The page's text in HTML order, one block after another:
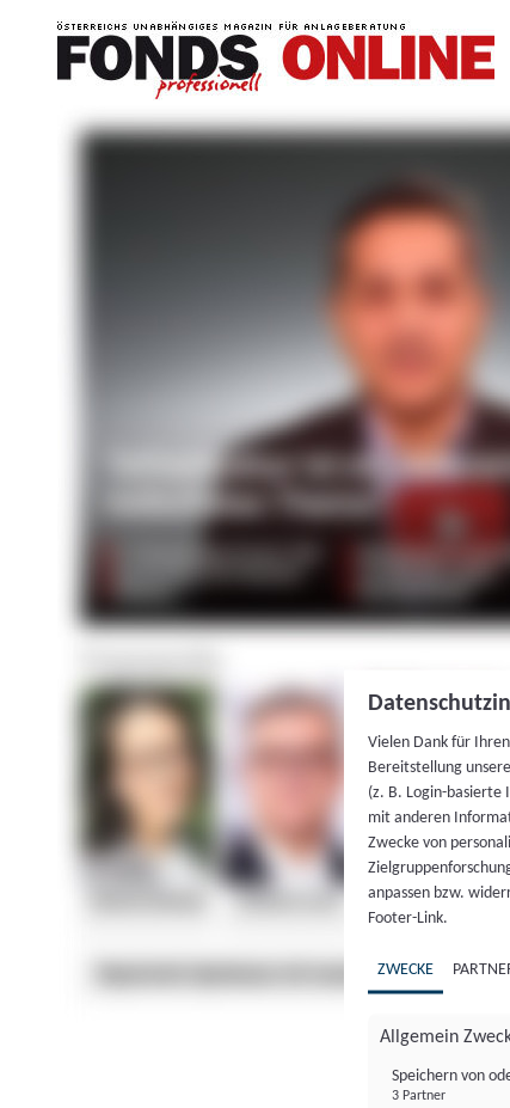
Vielen Dank für
Bereitstellung
(z. B. Login-
mit anderen
Zwecke von
anpassen bzw.
Footer-Link.
ZWECKE
Allgemein
Speichern von
3 Partner